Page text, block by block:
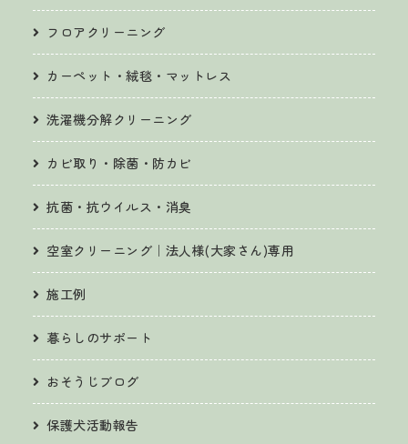
フロアクリーニング
カーペット・絨毯・マットレス
洗濯機分解クリーニング
カビ取り・除菌・防カビ
抗菌・抗ウイルス・消臭
空室クリーニング｜法人様(大家さん)専用
施工例
暮らしのサポート
おそうじブログ
保護犬活動報告